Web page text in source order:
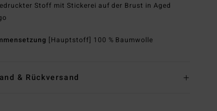
Stoff mit Stickerei auf der Brust in Aged
[Hauptstoff] 100 % Baumwolle
& Rückversand